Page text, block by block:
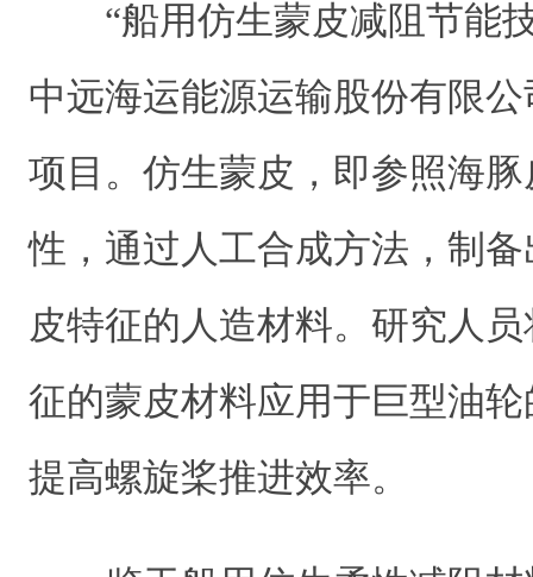
“船用仿生蒙皮减阻节能
中远海运能源运输股份有限
项目。仿生蒙皮，即参照海
性，通过人工合成方法，制
皮特征的人造材料。研究人
征的蒙皮材料应用于巨型油
提高螺旋桨推进效率。